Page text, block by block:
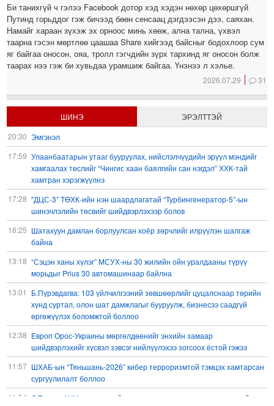
Би танихгүй ч гэлээ Facebook дотор хэд хэдэн нөхөр цөхөршгүй
Путинд горьддог гэж бичээд бөөн сенсаац дэгдээсэн дээ, саяхан.
Намайг хараан зүхэж эх орноос минь хөөж, ална тална, үхвэл
таарна гэсэн мөртлөө цаашаа Share хийгээд байсныг бодохлоор сум
яг байгаа оносон, ояа, тролл гэгчдийн зүрх тархинд яг оносон болж
таарах нээ гэж би хувьдаа урамшиж байгаа. Үнэнээ л хэлье.
2026.07.29 31
ШИНЭ
ЭРЭЛТТЭЙ
20:30 Эмгэнэл
17:59 Улаанбаатарын утааг бууруулах, нийслэлчүүдийн эрүүл мэндийг
хамгаалах төслийг “Чингис хаан баялгийн сан нэгдэл” ХХК-тай
хамтран хэрэгжүүлнэ
17:28 "ДЦС-3” ТӨХК-ийн нэн шаардлагатай “Турбингенератор-5”-ын
шинэчлэлийн төсвийг шийдвэрлэхээр болов
16:25 Шатахуун дамлан борлуулсан хоёр зөрчлийг илрүүлэн шалгаж
байна
13:18 “Сэцэн ханы хүлэг” МСУХ-ны 30 жилийн ойн уралдааны түрүү
морьдыг Prius 30 автомашинаар байлна
13:01
Б.Пүрэвдагва: 103 үйлчилгээний зөвшөөрлийг цуцалснаар төрийн
хүнд суртал, олон шат дамжлагыг бууруулж, бизнесээ саадгүй
өргөжүүлэх боломжтой боллоо
12:38 Европ Орос-Украины мөргөлдөөнийг энхийн замаар
шийдвэрлэхийг хүсвэл зэвсэг нийлүүлэхээ зогсоох ёстой гэжээ
11:57 ШХАБ-ын “Тяньшань-2026” кибер терроризмтой тэмцэх хамтарсан
сургуулилалт боллоо
11:54
Д.Трамп: АНУ сум, зэвсгийн нөөцөө нэмэгдүүлэх шаардлагатай